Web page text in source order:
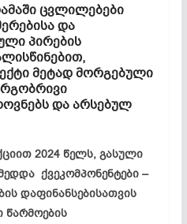
ცვლილებები
და
პირების
მეტად მორგებული
და არსებულ
2024 წელს, გასული
ქვეკომპონენტები –
დაფინანსებისათვის